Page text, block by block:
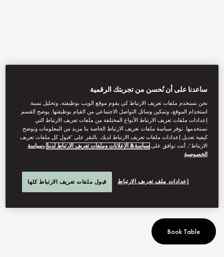
View All
RIN
Book Table
ساعدنا على أن نُحسن من تجربتك الرقمية
نحن نستخدم ملفات تعريف الارتباط كي يقوم موقع الويب بوظيفته، وتحليل نسبة
استخدام الموقع، وتمكين وسائل التواصل الاجتماعي من القيام بوظيفتها. يوضح القسم
إعدادات ملفات تعريف الارتباط الأنواع المختلفة من ملفات تعريف الارتباط التي
نستخدمها. توفر سياسة ملفات تعريف الارتباط الخاصة بنا مزيد من المعلومات وتوضح
كيفية تعديل إعدادات ملفات تعريف الارتباط لديك. بالنقر على “قبول كل ملفات تعريف
الارتباط”، أنت توافق علىسياسة& الإعلانات وملفات تعريف الارتباط لدينا وسياسة
الخصوصية
إعدادات ملف تعريف الارتباط قبول ملفات تعريف الارتباط كلها